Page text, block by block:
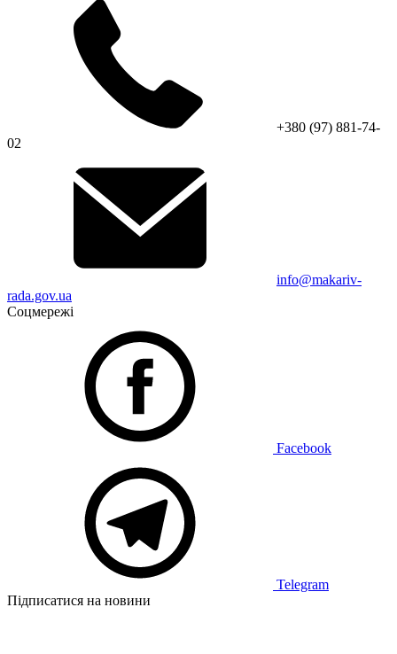
+380 (97) 881-74-
02
info@makariv-
rada.gov.ua
Соцмережі
Facebook
Telegram
Підписатися на новини